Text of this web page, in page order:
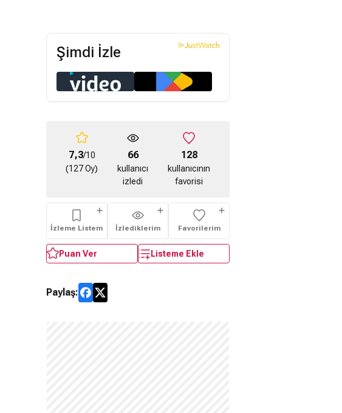
Şimdi İzle
7,3/10
(127 Oy)
66
kullanıcı
izledi
128
kullanıcının
favorisi
İzleme Listem İzlediklerim Favorilerim
Puan Ver Listeme Ekle
Paylaş: